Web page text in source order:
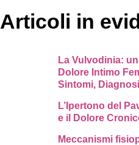
Articoli in
La Vulvodinia:
Dolore Intimo
Sintomi,
L’Ipertono del
e il Dolore
Meccanismi